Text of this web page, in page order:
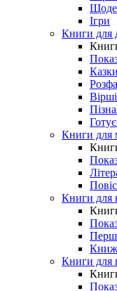
Ігри
Книги для
Казки
Вірші
Книги для
Книги для
Книги для